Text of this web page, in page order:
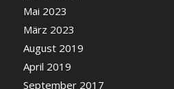
Mai 2023
März 2023
August 2019
April 2019
September 2017